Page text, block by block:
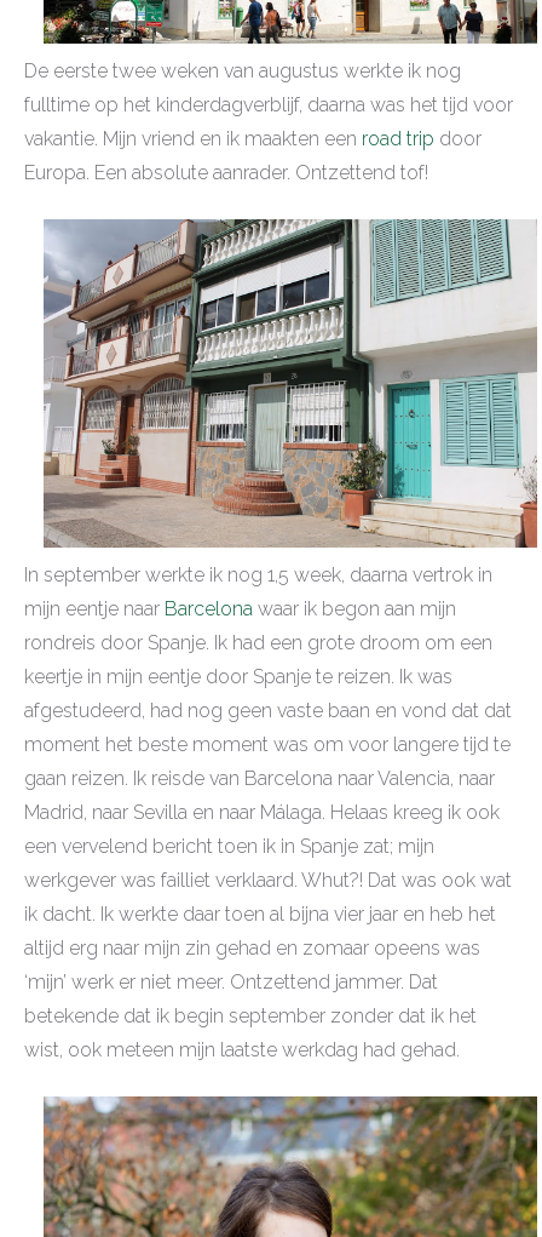
De eerste twee weken van augustus werkte ik nog
fulltime op het kinderdagverblijf, daarna was het tijd voor
vakantie. Mijn vriend en ik maakten een road trip door
Europa. Een absolute aanrader. Ontzettend tof!
In september werkte ik nog 1,5 week, daarna vertrok in
mijn eentje naar Barcelona waar ik begon aan mijn
rondreis door Spanje. Ik had een grote droom om een
keertje in mijn eentje door Spanje te reizen. Ik was
afgestudeerd, had nog geen vaste baan en vond dat dat
moment het beste moment was om voor langere tijd te
gaan reizen. Ik reisde van Barcelona naar Valencia, naar
Madrid, naar Sevilla en naar Málaga. Helaas kreeg ik ook
een vervelend bericht toen ik in Spanje zat; mijn
werkgever was failliet verklaard. Whut?! Dat was ook wat
ik dacht. Ik werkte daar toen al bijna vier jaar en heb het
altijd erg naar mijn zin gehad en zomaar opeens was
‘mijn’ werk er niet meer. Ontzettend jammer. Dat
betekende dat ik begin september zonder dat ik het
wist, ook meteen mijn laatste werkdag had gehad.